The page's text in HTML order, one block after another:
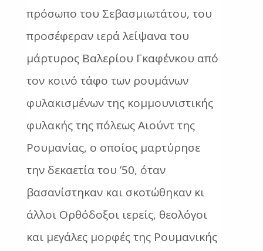
πρόσωπο του Σεβασμιωτάτου, του
προσέφεραν ιερά λείψανα του
μάρτυρος Βαλερίου Γκαφένκου από
τον κοινό τάφο των ρουμάνων
φυλακισμένων της κομμουνιστικής
φυλακής της πόλεως Αιούντ της
Ρουμανίας, ο οποίος μαρτύρησε
την δεκαετία του ’50, όταν
βασανίστηκαν και σκοτώθηκαν κι
άλλοι Ορθόδοξοι ιερείς, θεολόγοι
και μεγάλες μορφές της Ρουμανικής